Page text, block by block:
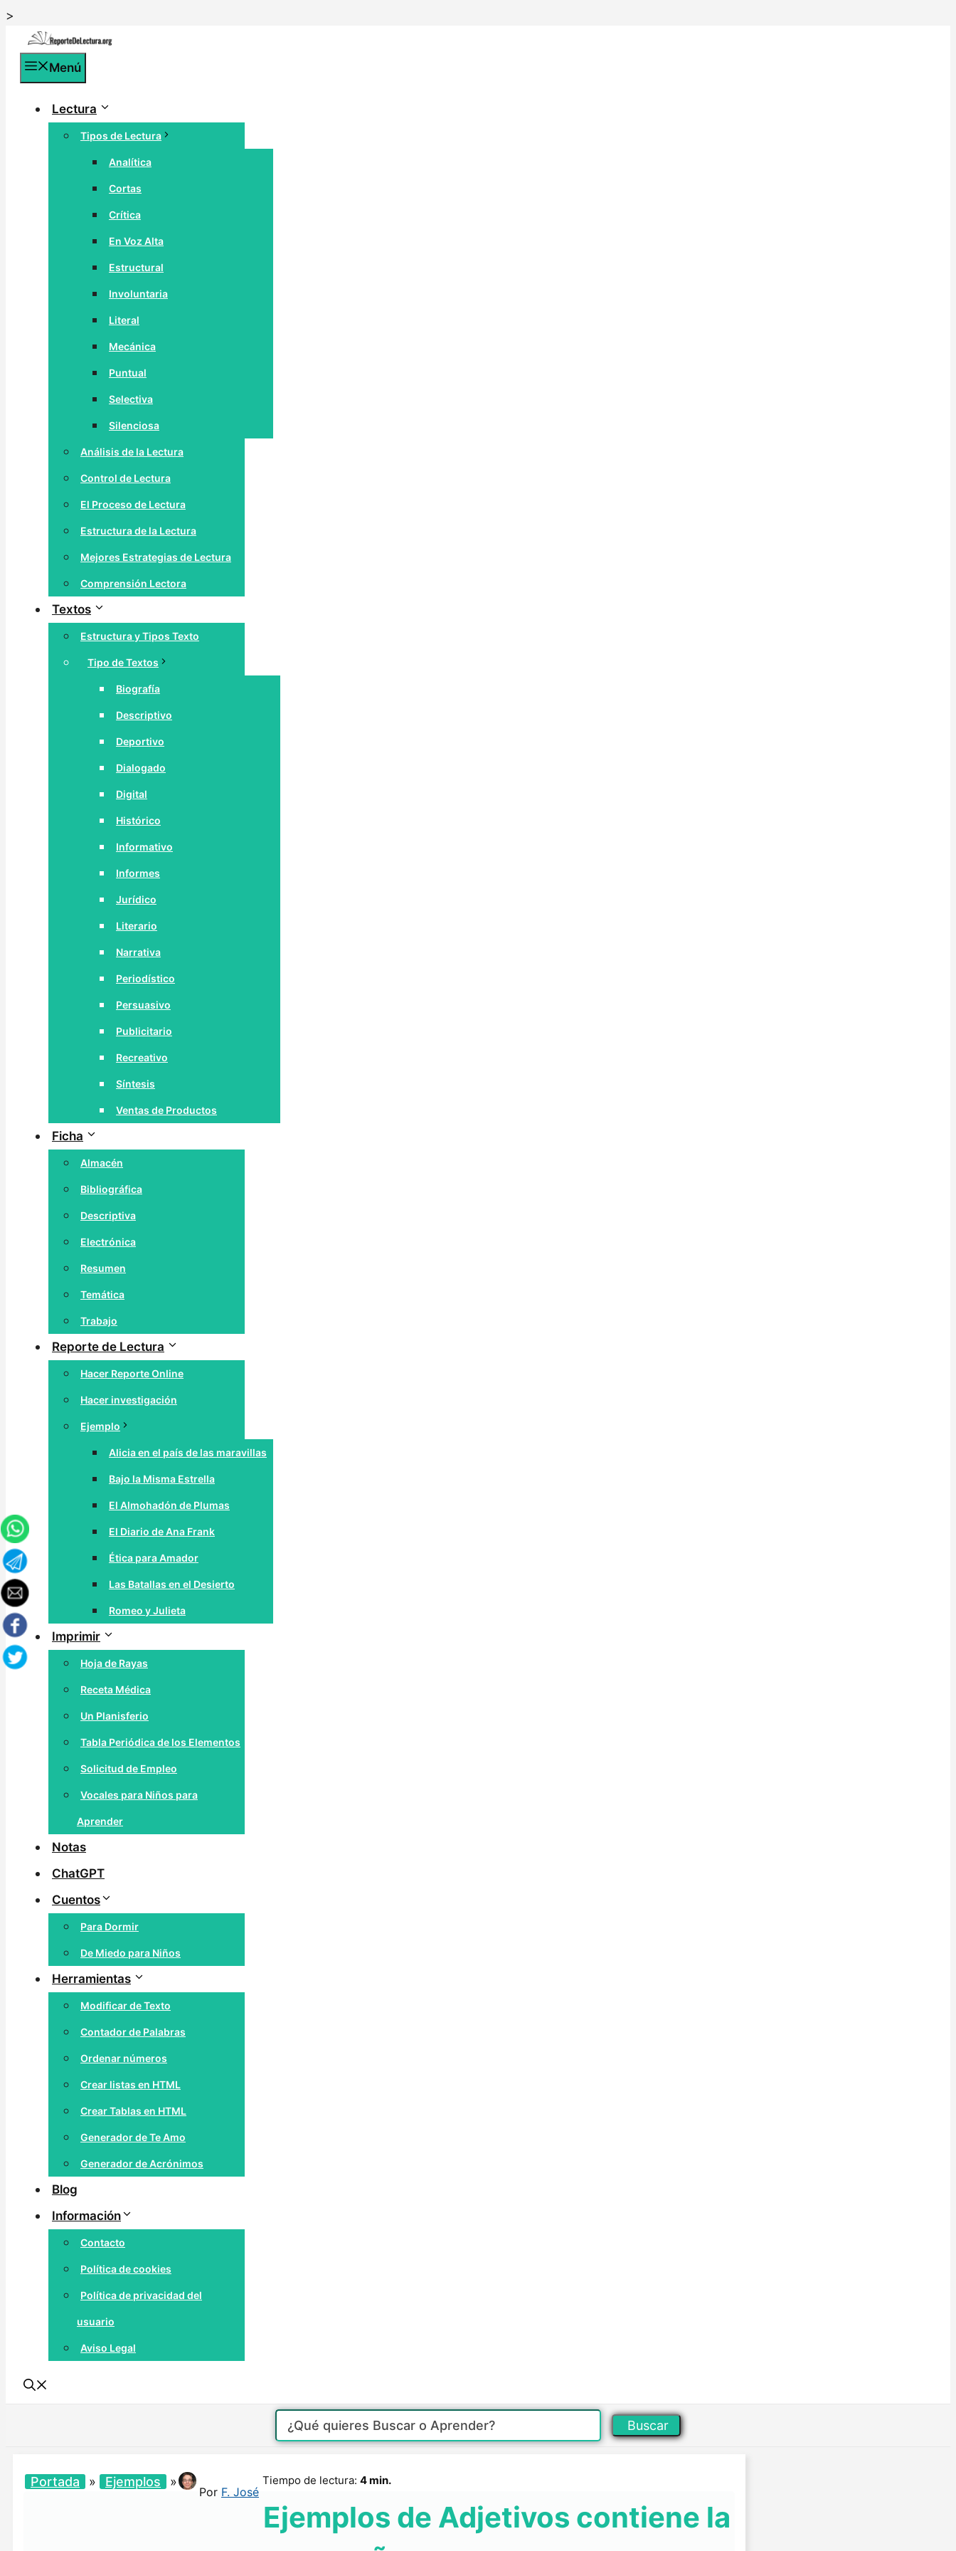
>
contenido
Menú
Lectura
Tipos de Lectura
Analítica
Cortas
Crítica
En Voz Alta
Estructural
Involuntaria
Literal
Mecánica
Puntual
Selectiva
Silenciosa
Análisis de la Lectura
Control de Lectura
El Proceso de Lectura
Estructura de la Lectura
Mejores Estrategias de Lectura
Comprensión Lectora
Textos
Estructura y Tipos Texto
Tipo de Textos
Biografía
Descriptivo
Deportivo
Dialogado
Digital
Histórico
Informativo
Informes
Jurídico
Literario
Narrativa
Periodístico
Persuasivo
Publicitario
Recreativo
Síntesis
Ventas de Productos
Ficha
Almacén
Bibliográfica
Descriptiva
Electrónica
Resumen
Temática
Trabajo
Reporte de Lectura
Hacer Reporte Online
Hacer investigación
Ejemplo
Alicia en el país de las maravillas
Bajo la Misma Estrella
El Almohadón de Plumas
El Diario de Ana Frank
Ética para Amador
Las Batallas en el Desierto
Romeo y Julieta
Imprimir
Hoja de Rayas
Receta Médica
Un Planisferio
Tabla Periódica de los Elementos
Solicitud de Empleo
Vocales para Niños para
Aprender
Notas
ChatGPT
Cuentos
Para Dormir
De Miedo para Niños
Herramientas
Modificar de Texto
Contador de Palabras
Ordenar números
Crear listas en HTML
Crear Tablas en HTML
Generador de Te Amo
Generador de Acrónimos
Blog
Información
Contacto
Política de cookies
Política de privacidad del
usuario
Aviso Legal
Buscar
Portada » Ejemplos »
Por F. José
Tiempo de lectura: 4 min.
Ejemplos de Adjetivos contiene la